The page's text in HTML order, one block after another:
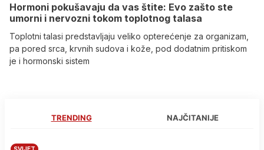
Hormoni pokušavaju da vas štite: Evo zašto ste
umorni i nervozni tokom toplotnog talasa
Toplotni talasi predstavljaju veliko opterećenje za organizam,
pa pored srca, krvnih sudova i kože, pod dodatnim pritiskom
je i hormonski sistem
TRENDING NAJČITANIJE